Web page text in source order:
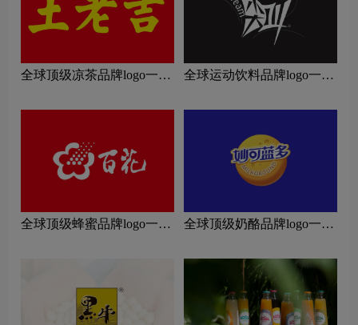
全球顶级凉茶品牌logo一
全球运动饮料品牌logo一
全球顶级蜂蜜品牌logo一
全球顶级奶酪品牌logo一